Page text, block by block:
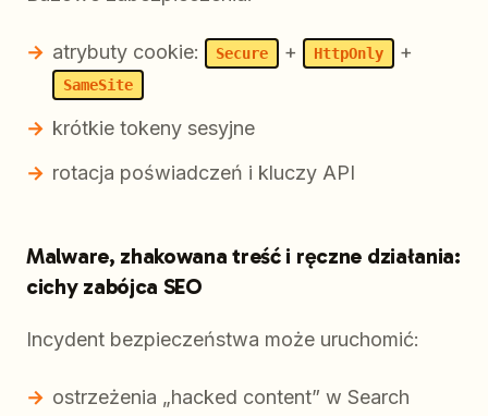
atrybuty cookie: Secure + HttpOnly +
SameSite
krótkie tokeny sesyjne
rotacja poświadczeń i kluczy API
Malware, zhakowana treść i ręczne działania:
cichy zabójca SEO
Incydent bezpieczeństwa może uruchomić:
ostrzeżenia „hacked content” w Search